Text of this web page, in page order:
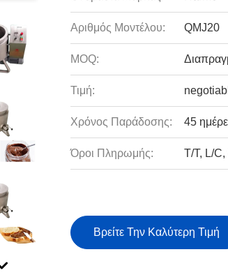
Αριθμός Μοντέλου: QMJ20
MOQ:
Τιμή:
Χρόνος Παράδοσης: 45
Όροι Πληρωμής: T/T, L/
Βρείτε Την Καλύτερη Τιμή